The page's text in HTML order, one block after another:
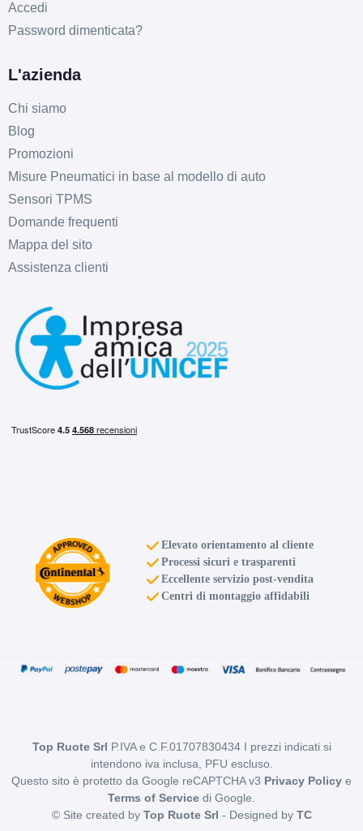
Accedi
Password dimenticata?
L'azienda
Chi siamo
Blog
Promozioni
Misure Pneumatici in base al modello di auto
Sensori TPMS
Domande frequenti
Mappa del sito
Assistenza clienti
Elevato orientamento al cliente
Processi sicuri e trasparenti
Eccellente servizio post-vendita
Centri di montaggio affidabili
Top Ruote Srl P.IVA e C.F.01707830434 I prezzi indicati si
intendono iva inclusa, PFU escluso.
Questo sito è protetto da Google reCAPTCHA v3 Privacy Policy e
Terms of Service di Google.
© Site created by Top Ruote Srl - Designed by TC